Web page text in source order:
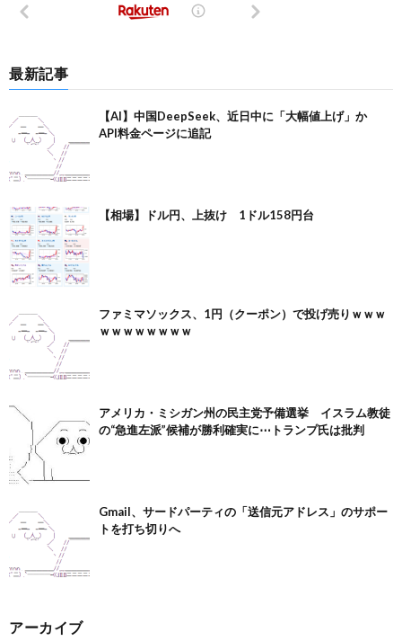
最新記事
【AI】中国DeepSeek、近日中に「大幅値上げ」か
API料金ページに追記
【相場】ドル円、上抜け 1ドル158円台
ファミマソックス、1円（クーポン）で投げ売りｗｗｗ
ｗｗｗｗｗｗｗｗ
アメリカ・ミシガン州の民主党予備選挙 イスラム教徒
の“急進左派”候補が勝利確実に⋯トランプ氏は批判
Gmail、サードパーティの「送信元アドレス」のサポー
トを打ち切りへ
アーカイブ